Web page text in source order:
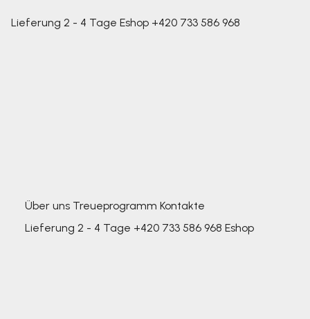
Lieferung 2 - 4 Tage Eshop +420 733 586 968
Über uns Treueprogramm Kontakte
Lieferung 2 - 4 Tage +420 733 586 968 Eshop